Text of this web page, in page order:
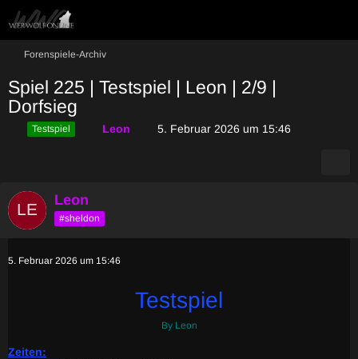
Forenspiele-Archiv
Spiel 225 | Testspiel | Leon | 2/9 |
Dorfsieg
Testspiel Leon 5. Februar 2026 um 15:46
Leon
#sheldon
5. Februar 2026 um 15:46
Testspiel
By Leon
Zeiten: